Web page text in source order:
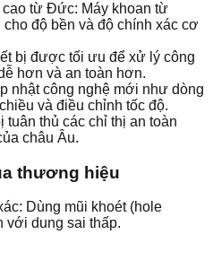
từ Đức: Máy khoan từ
độ bền và độ chính xác cơ
bị được tối ưu để xử lý công
hơn và an toàn hơn.
nhật công nghệ mới như dòng
và điều chỉnh tốc độ.
tuân thủ các chỉ thị an toàn
châu Âu.
thương hiệu
Dùng mũi khoét (hole
với dung sai thấp.